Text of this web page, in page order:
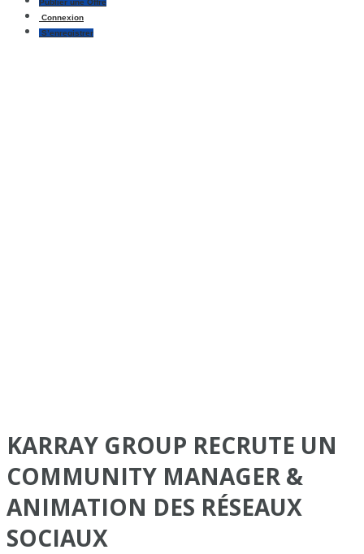
Publier une Offre
Connexion
S’enregistrer
KARRAY GROUP RECRUTE UN
COMMUNITY MANAGER &
ANIMATION DES RÉSEAUX
SOCIAUX